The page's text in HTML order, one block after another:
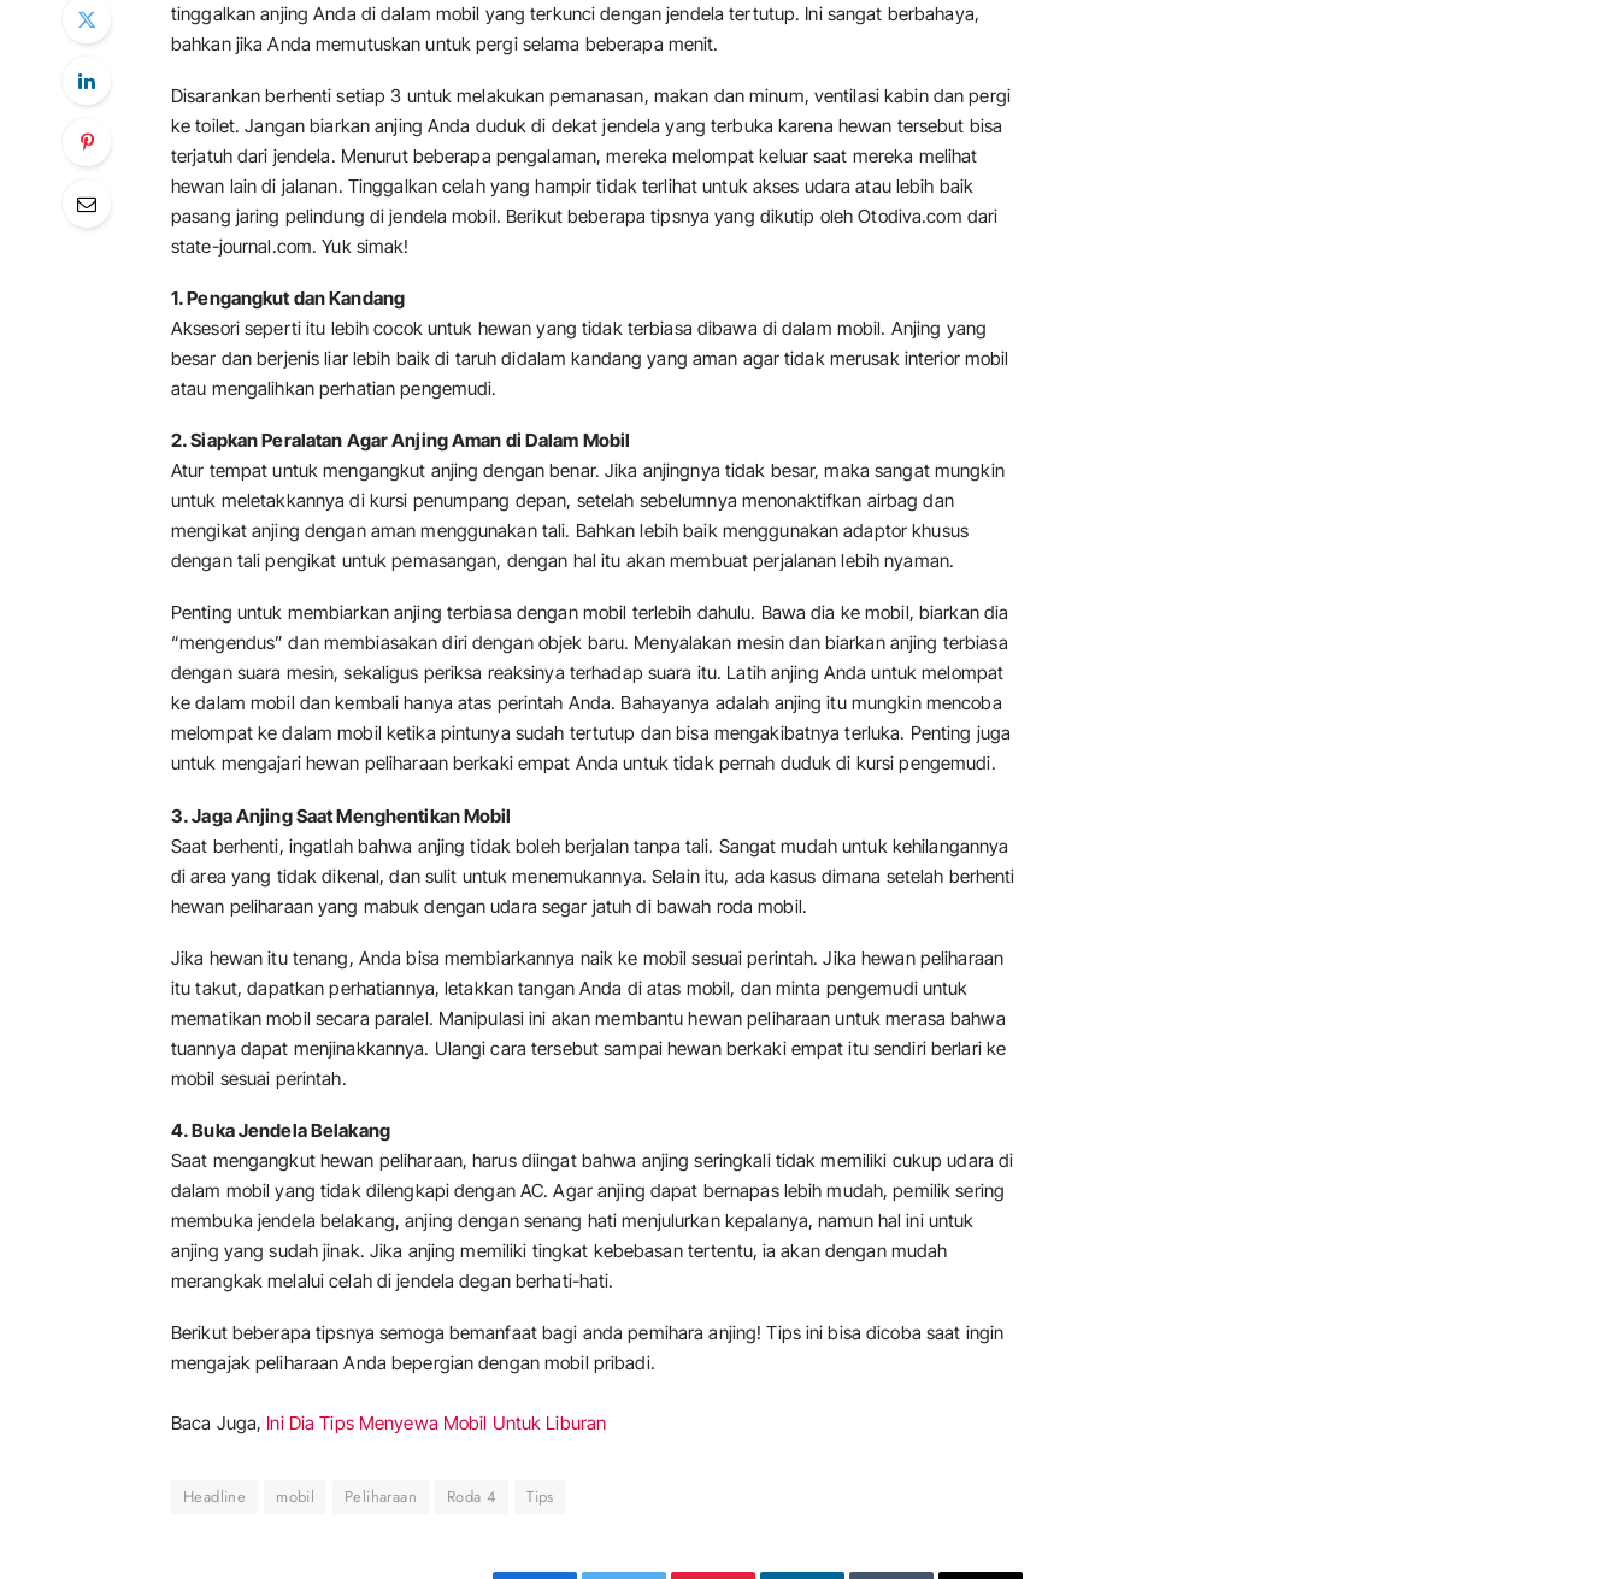
tinggalkan anjing Anda di dalam mobil yang terkunci dengan jendela tertutup. Ini sangat berbahaya,
bahkan jika Anda memutuskan untuk pergi selama beberapa menit.
Disarankan berhenti setiap 3 untuk melakukan pemanasan, makan dan minum, ventilasi kabin dan pergi
ke toilet. Jangan biarkan anjing Anda duduk di dekat jendela yang terbuka karena hewan tersebut bisa
terjatuh dari jendela. Menurut beberapa pengalaman, mereka melompat keluar saat mereka melihat
hewan lain di jalanan. Tinggalkan celah yang hampir tidak terlihat untuk akses udara atau lebih baik
pasang jaring pelindung di jendela mobil. Berikut beberapa tipsnya yang dikutip oleh Otodiva.com dari
state-journal.com. Yuk simak!
1. Pengangkut dan Kandang
Aksesori seperti itu lebih cocok untuk hewan yang tidak terbiasa dibawa di dalam mobil. Anjing yang
besar dan berjenis liar lebih baik di taruh didalam kandang yang aman agar tidak merusak interior mobil
atau mengalihkan perhatian pengemudi.
2. Siapkan Peralatan Agar Anjing Aman di Dalam Mobil
Atur tempat untuk mengangkut anjing dengan benar. Jika anjingnya tidak besar, maka sangat mungkin
untuk meletakkannya di kursi penumpang depan, setelah sebelumnya menonaktifkan airbag dan
mengikat anjing dengan aman menggunakan tali. Bahkan lebih baik menggunakan adaptor khusus
dengan tali pengikat untuk pemasangan, dengan hal itu akan membuat perjalanan lebih nyaman.
Penting untuk membiarkan anjing terbiasa dengan mobil terlebih dahulu. Bawa dia ke mobil, biarkan dia
“mengendus” dan membiasakan diri dengan objek baru. Menyalakan mesin dan biarkan anjing terbiasa
dengan suara mesin, sekaligus periksa reaksinya terhadap suara itu. Latih anjing Anda untuk melompat
ke dalam mobil dan kembali hanya atas perintah Anda. Bahayanya adalah anjing itu mungkin mencoba
melompat ke dalam mobil ketika pintunya sudah tertutup dan bisa mengakibatnya terluka. Penting juga
untuk mengajari hewan peliharaan berkaki empat Anda untuk tidak pernah duduk di kursi pengemudi.
3. Jaga Anjing Saat Menghentikan Mobil
Saat berhenti, ingatlah bahwa anjing tidak boleh berjalan tanpa tali. Sangat mudah untuk kehilangannya
di area yang tidak dikenal, dan sulit untuk menemukannya. Selain itu, ada kasus dimana setelah berhenti
hewan peliharaan yang mabuk dengan udara segar jatuh di bawah roda mobil.
Jika hewan itu tenang, Anda bisa membiarkannya naik ke mobil sesuai perintah. Jika hewan peliharaan
itu takut, dapatkan perhatiannya, letakkan tangan Anda di atas mobil, dan minta pengemudi untuk
mematikan mobil secara paralel. Manipulasi ini akan membantu hewan peliharaan untuk merasa bahwa
tuannya dapat menjinakkannya. Ulangi cara tersebut sampai hewan berkaki empat itu sendiri berlari ke
mobil sesuai perintah.
4. Buka Jendela Belakang
Saat mengangkut hewan peliharaan, harus diingat bahwa anjing seringkali tidak memiliki cukup udara di
dalam mobil yang tidak dilengkapi dengan AC. Agar anjing dapat bernapas lebih mudah, pemilik sering
membuka jendela belakang, anjing dengan senang hati menjulurkan kepalanya, namun hal ini untuk
anjing yang sudah jinak. Jika anjing memiliki tingkat kebebasan tertentu, ia akan dengan mudah
merangkak melalui celah di jendela degan berhati-hati.
Berikut beberapa tipsnya semoga bemanfaat bagi anda pemihara anjing! Tips ini bisa dicoba saat ingin
mengajak peliharaan Anda bepergian dengan mobil pribadi.
Baca Juga, Ini Dia Tips Menyewa Mobil Untuk Liburan
Headline mobil Peliharaan Roda 4 Tips